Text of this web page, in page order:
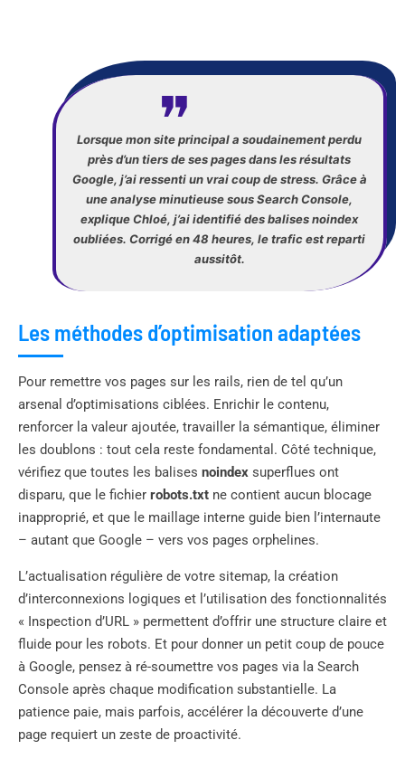
Lorsque mon site principal a soudainement perdu
près d’un tiers de ses pages dans les résultats
Google, j’ai ressenti un vrai coup de stress. Grâce à
une analyse minutieuse sous Search Console,
explique Chloé, j’ai identifié des balises noindex
oubliées. Corrigé en 48 heures, le trafic est reparti
aussitôt.
Les méthodes d’optimisation adaptées
Pour remettre vos pages sur les rails, rien de tel qu’un
arsenal d’optimisations ciblées. Enrichir le contenu,
renforcer la valeur ajoutée, travailler la sémantique, éliminer
les doublons : tout cela reste fondamental. Côté technique,
vérifiez que toutes les balises noindex superflues ont
disparu, que le fichier robots.txt ne contient aucun blocage
inapproprié, et que le maillage interne guide bien l’internaute
– autant que Google – vers vos pages orphelines.
L’actualisation régulière de votre sitemap, la création
d’interconnexions logiques et l’utilisation des fonctionnalités
« Inspection d’URL » permettent d’offrir une structure claire et
fluide pour les robots. Et pour donner un petit coup de pouce
à Google, pensez à ré-soumettre vos pages via la Search
Console après chaque modification substantielle. La
patience paie, mais parfois, accélérer la découverte d’une
page requiert un zeste de proactivité.